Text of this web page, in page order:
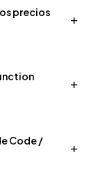
precios
+
+
Code /
+